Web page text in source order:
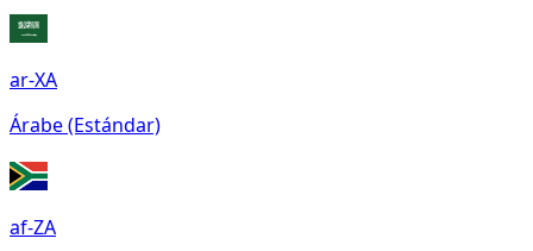
ar-XA
Árabe (Estándar)
af-ZA